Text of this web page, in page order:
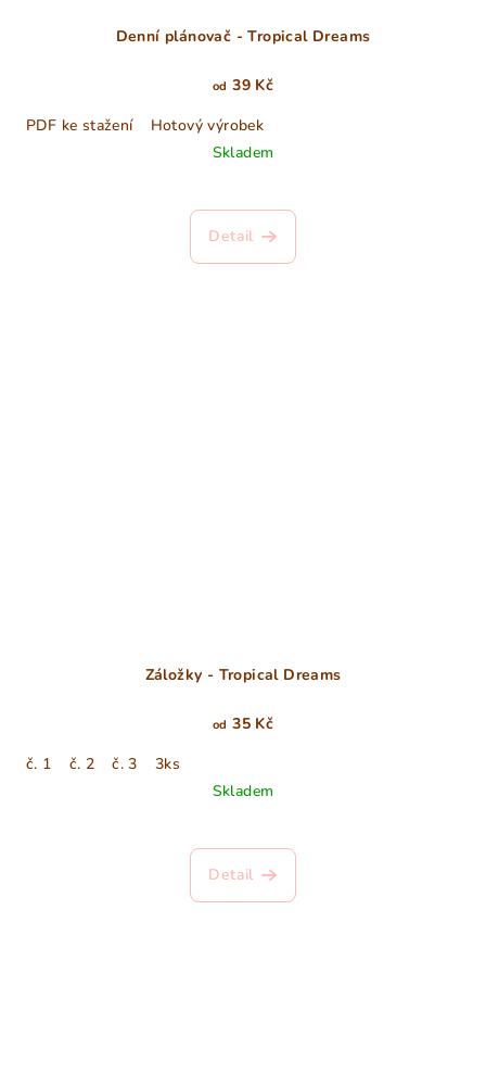
Denní plánovač - Tropical Dreams
od 39 Kč
PDF ke stažení
Hotový výrobek
Skladem
Detail
Záložky - Tropical Dreams
od 35 Kč
č. 1
č. 2 č. 3
3ks
Skladem
Detail